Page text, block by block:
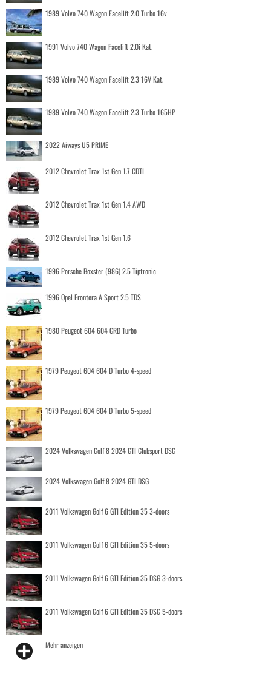
1989 Volvo 740 Wagon Facelift 2.0 Turbo 16v
1991 Volvo 740 Wagon Facelift 2.0i Kat.
1989 Volvo 740 Wagon Facelift 2.3 16V Kat.
1989 Volvo 740 Wagon Facelift 2.3 Turbo 165HP
2022 Aiways U5 PRIME
2012 Chevrolet Trax 1st Gen 1.7 CDTI
2012 Chevrolet Trax 1st Gen 1.4 AWD
2012 Chevrolet Trax 1st Gen 1.6
1996 Porsche Boxster (986) 2.5 Tiptronic
1996 Opel Frontera A Sport 2.5 TDS
1980 Peugeot 604 604 GRD Turbo
1979 Peugeot 604 604 D Turbo 4-speed
1979 Peugeot 604 604 D Turbo 5-speed
2024 Volkswagen Golf 8 2024 GTI Clubsport DSG
2024 Volkswagen Golf 8 2024 GTI DSG
2011 Volkswagen Golf 6 GTI Edition 35 3-doors
2011 Volkswagen Golf 6 GTI Edition 35 5-doors
2011 Volkswagen Golf 6 GTI Edition 35 DSG 3-doors
2011 Volkswagen Golf 6 GTI Edition 35 DSG 5-doors
Mehr anzeigen